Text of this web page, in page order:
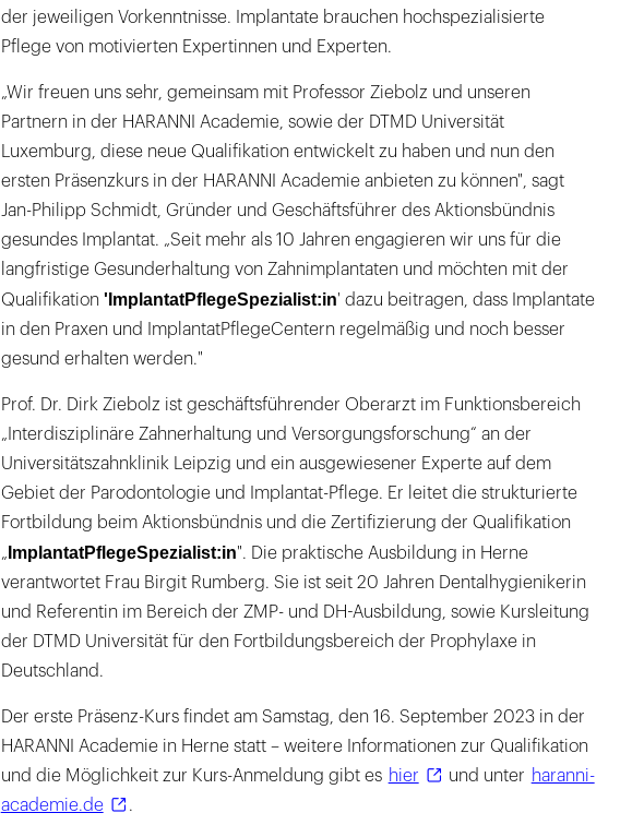
der jeweiligen Vorkenntnisse. Implantate brauchen hochspezialisierte
Pflege von motivierten Expertinnen und Experten.
„Wir freuen uns sehr, gemeinsam mit Professor Ziebolz und unseren
Partnern in der HARANNI Academie, sowie der DTMD Universität
Luxemburg, diese neue Qualifikation entwickelt zu haben und nun den
ersten Präsenzkurs in der HARANNI Academie anbieten zu können", sagt
Jan-Philipp Schmidt, Gründer und Geschäftsführer des Aktionsbündnis
gesundes Implantat. „Seit mehr als 10 Jahren engagieren wir uns für die
langfristige Gesunderhaltung von Zahnimplantaten und möchten mit der
Qualifikation 'ImplantatPflegeSpezialist:in' dazu beitragen, dass Implantate
in den Praxen und ImplantatPflegeCentern regelmäßig und noch besser
gesund erhalten werden."
Prof. Dr. Dirk Ziebolz ist geschäftsführender Oberarzt im Funktionsbereich
„Interdisziplinäre Zahnerhaltung und Versorgungsforschung“ an der
Universitätszahnklinik Leipzig und ein ausgewiesener Experte auf dem
Gebiet der Parodontologie und Implantat-Pflege. Er leitet die strukturierte
Fortbildung beim Aktionsbündnis und die Zertifizierung der Qualifikation
„ ImplantatPflegeSpezialist:in". Die praktische Ausbildung in Herne
verantwortet Frau Birgit Rumberg. Sie ist seit 20 Jahren Dentalhygienikerin
und Referentin im Bereich der ZMP- und DH-Ausbildung, sowie Kursleitung
der DTMD Universität für den Fortbildungsbereich der Prophylaxe in
Deutschland.
Der erste Präsenz-Kurs findet am Samstag, den 16. September 2023 in der
HARANNI Academie in Herne statt – weitere Informationen zur Qualifikation
und die Möglichkeit zur Kurs-Anmeldung gibt es hier und unter haranni-
academie.de
.